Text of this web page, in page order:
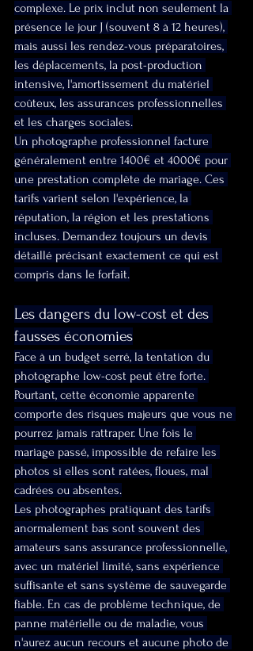
complexe. Le prix inclut non seulement la
présence le jour J (souvent 8 à 12 heures),
mais aussi les rendez-vous préparatoires,
les déplacements, la post-production
intensive, l'amortissement du matériel
coûteux, les assurances professionnelles
et les charges sociales.
Un photographe professionnel facture
généralement entre 1400€ et 4000€ pour
une prestation complète de mariage. Ces
tarifs varient selon l'expérience, la
réputation, la région et les prestations
incluses. Demandez toujours un devis
détaillé précisant exactement ce qui est
compris dans le forfait.
Les dangers du low-cost et des
fausses économies
Face à un budget serré, la tentation du
photographe low-cost peut être forte.
Pourtant, cette économie apparente
comporte des risques majeurs que vous ne
pourrez jamais rattraper. Une fois le
mariage passé, impossible de refaire les
photos si elles sont ratées, floues, mal
cadrées ou absentes.
Les photographes pratiquant des tarifs
anormalement bas sont souvent des
amateurs sans assurance professionnelle,
avec un matériel limité, sans expérience
suffisante et sans système de sauvegarde
fiable. En cas de problème technique, de
panne matérielle ou de maladie, vous
n'aurez aucun recours et aucune photo de